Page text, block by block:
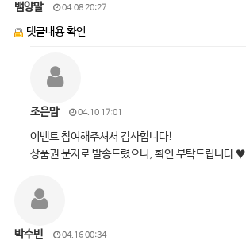
뱀양말 04.08 20:27
댓글내용 확인
조은맘 04.10 17:01
이벤트 참여해주셔서 감사합니다!
상품권 문자로 발송드렸으니, 확인 부탁드립니다 ♥
박수빈 04.16 00:34